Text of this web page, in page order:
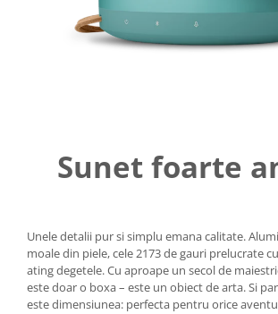
Sunet foarte
Unele detalii pur si simplu emana calitate.
moale din piele, cele 2173 de gauri prelucrate
ating degetele. Cu aproape un secol de
este doar o boxa – este un obiect de arta. Si
este dimensiunea: perfecta pentru orice